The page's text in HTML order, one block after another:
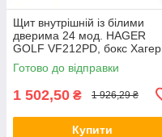
Щит внутрішній із білими
дверима 24 мод. HAGER
GOLF VF212РD, бокс Хагер,
шафа розподільна для
автоматів
Готово до відправки
1 502,50 ₴ 1 926,29 ₴
Купити